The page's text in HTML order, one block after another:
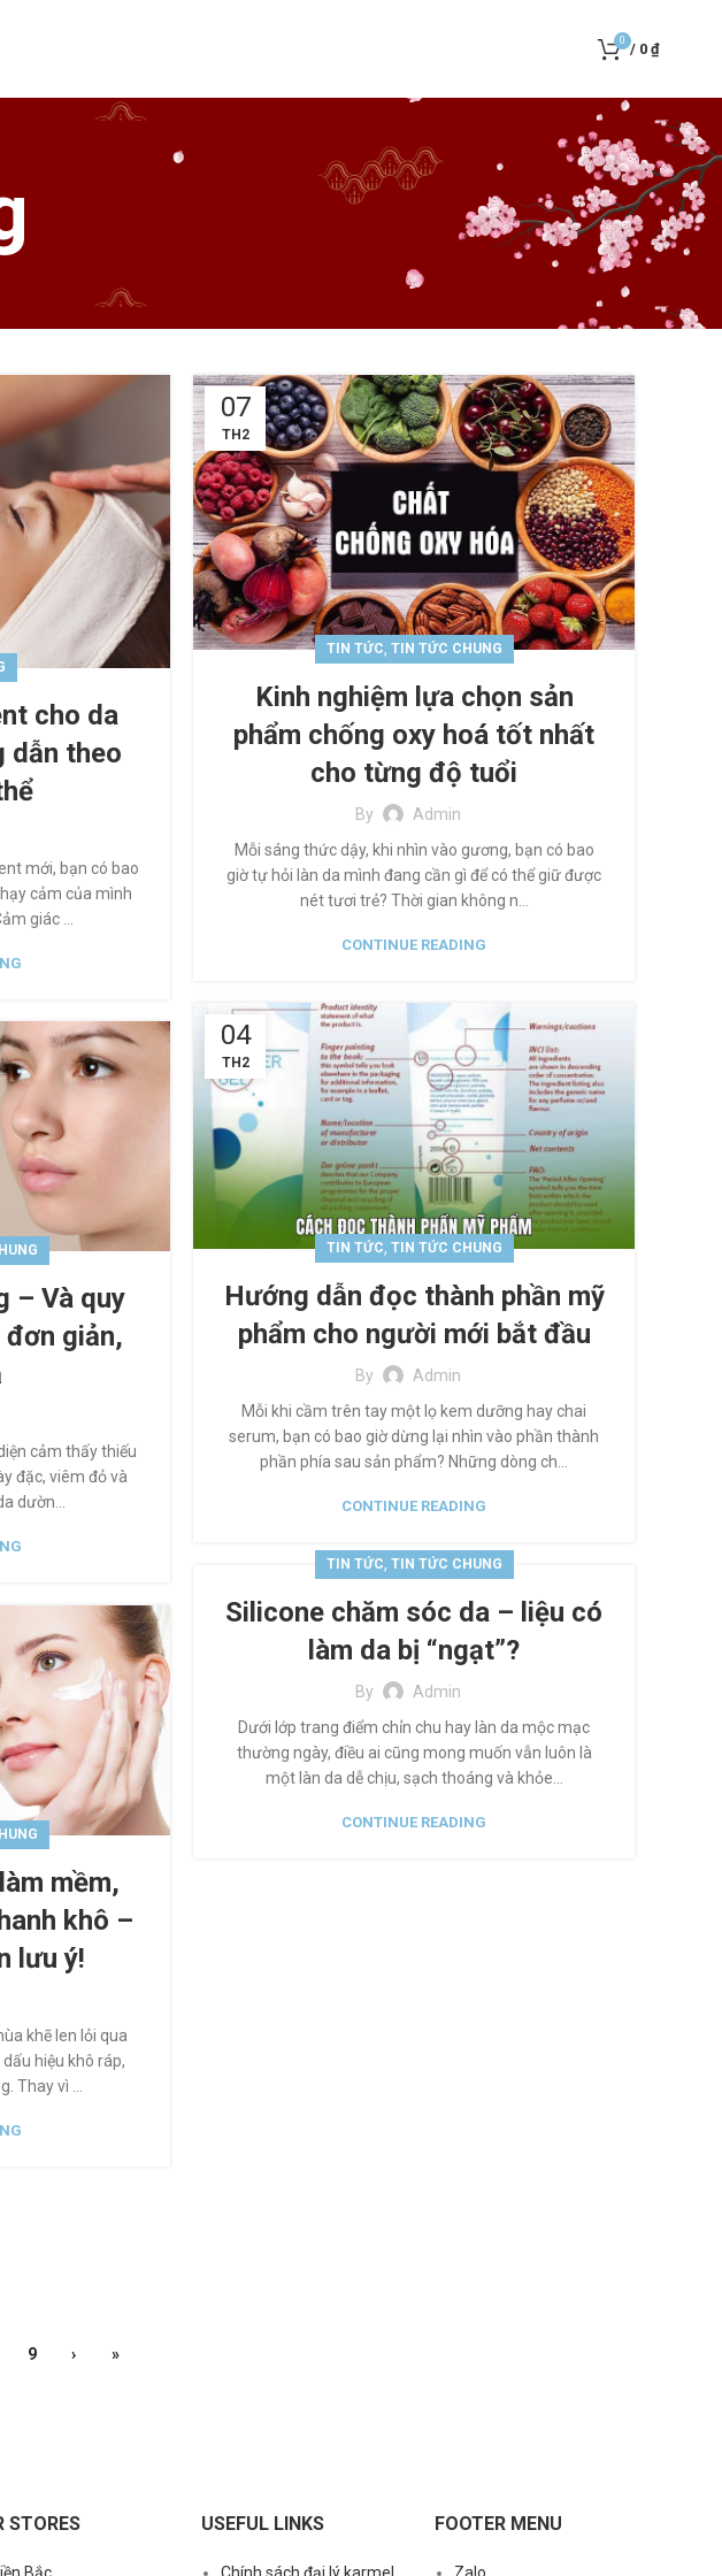
0
/ 0₫
cho da
dẫn theo
mới, bạn có bao
cảm của mình
giác ...
07
TH2
TIN TỨC, TIN TỨC CHUNG
Kinh nghiệm lựa chọn sản
phẩm chống oxy hoá tốt nhất
cho từng độ tuổi
By
Admin
Mỗi sáng thức dậy, khi nhìn vào gương, bạn có bao
giờ tự hỏi làn da mình đang cần gì để có thể giữ được
nét tươi trẻ? Thời gian không n...
CONTINUE READING
04
TH2
TIN TỨC, TIN TỨC CHUNG
Hướng dẫn đọc thành phần mỹ
phẩm cho người mới bắt đầu
By
Admin
Mỗi khi cầm trên tay một lọ kem dưỡng hay chai
serum, bạn có bao giờ dừng lại nhìn vào phần thành
phần phía sau sản phẩm? Những dòng ch...
CONTINUE READING
– Và quy
giản,
cảm thấy thiếu
đặc, viêm đỏ và
dườn...
TIN TỨC, TIN TỨC CHUNG
Silicone chăm sóc da – liệu có
làm da bị “ngạt”?
By
Admin
Dưới lớp trang điểm chỉn chu hay làn da mộc mạc
thường ngày, điều ai cũng mong muốn vẫn luôn là
một làn da dễ chịu, sạch thoáng và khỏe...
CONTINUE READING
mềm,
khô –
lưu ý!
khẽ len lỏi qua
hiệu khô ráp,
Thay vì ...
9 › »
STORES USEFUL LINKS FOOTER MENU